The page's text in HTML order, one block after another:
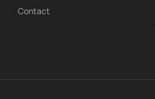
Contact